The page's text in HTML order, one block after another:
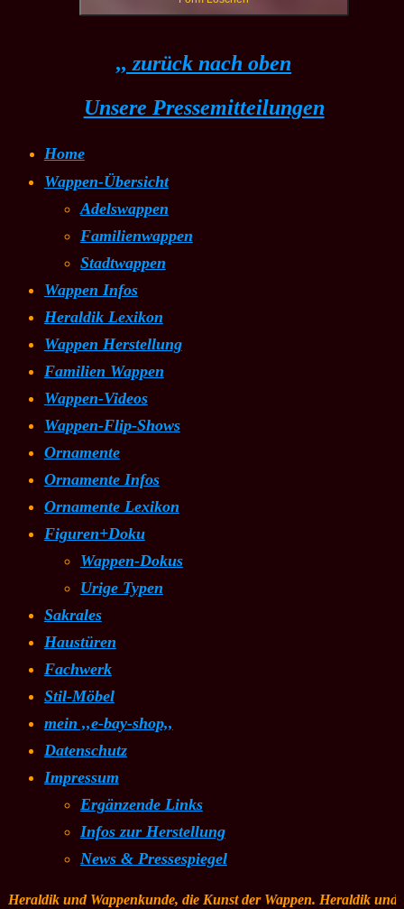
,, zurück nach oben
Unsere Pressemitteilungen
Home
Wappen-Übersicht
Adelswappen
Familienwappen
Stadtwappen
Wappen Infos
Heraldik Lexikon
Wappen Herstellung
Familien Wappen
Wappen-Videos
Wappen-Flip-Shows
Ornamente
Ornamente Infos
Ornamente Lexikon
Figuren+Doku
Wappen-Dokus
Urige Typen
Sakrales
Haustüren
Fachwerk
Stil-Möbel
mein ,,e-bay-shop,,
Datenschutz
Impressum
Ergänzende Links
Infos zur Herstellung
News & Pressespiegel
Heraldik und Wappenkunde, die Kunst der Wappen. Heraldik und